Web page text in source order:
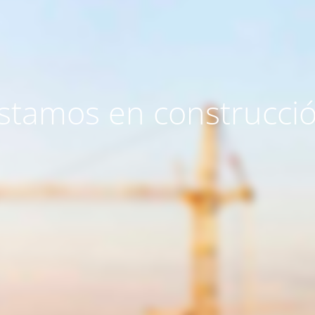
en